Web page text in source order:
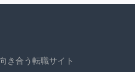
き合う転職サイト